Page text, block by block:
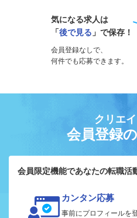
気になる求人は
「後で見る 」で保存！
会員登録なしで、
何件でも応募できます。
クリエ
会員登録
会員限定機能であなたの転職活
カンタン応募
事前にプロフィールを